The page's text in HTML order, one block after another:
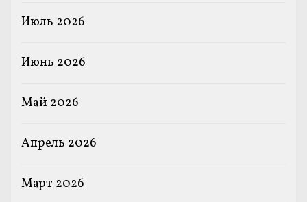
Июль 2026
Июнь 2026
Май 2026
Апрель 2026
Март 2026